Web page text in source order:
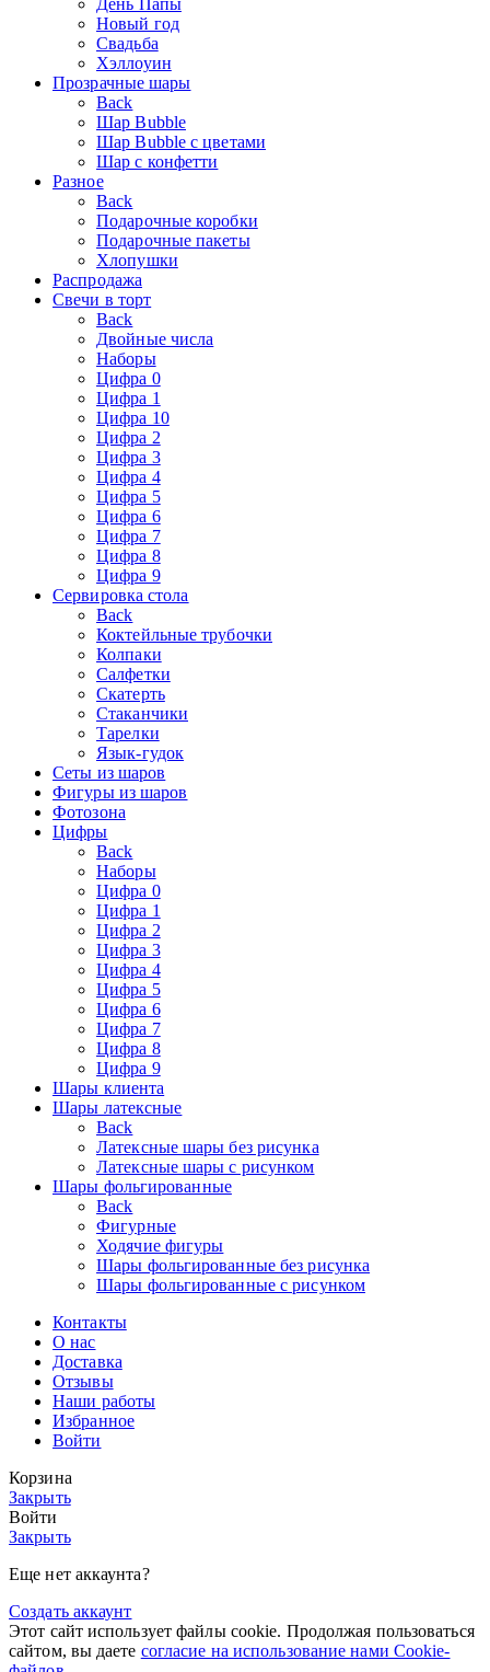
Новый год
Свадьба
Хэллоуин
Прозрачные шары
Back
Шар Bubble
Шар Bubble с цветами
Шар с конфетти
Разное
Back
Подарочные коробки
Подарочные пакеты
Хлопушки
Распродажа
Свечи в торт
Back
Двойные числа
Наборы
Цифра 0
Цифра 1
Цифра 10
Цифра 2
Цифра 3
Цифра 4
Цифра 5
Цифра 6
Цифра 7
Цифра 8
Цифра 9
Сервировка стола
Back
Коктейльные трубочки
Колпаки
Салфетки
Скатерть
Стаканчики
Тарелки
Язык-гудок
Сеты из шаров
Фигуры из шаров
Фотозона
Цифры
Back
Наборы
Цифра 0
Цифра 1
Цифра 2
Цифра 3
Цифра 4
Цифра 5
Цифра 6
Цифра 7
Цифра 8
Цифра 9
Шары клиента
Шары латексные
Back
Латексные шары без рисунка
Латексные шары с рисунком
Шары фольгированные
Back
Фигурные
Ходячие фигуры
Шары фольгированные без рисунка
Шары фольгированные с рисунком
Контакты
О нас
Доставка
Отзывы
Наши работы
Избранное
Войти
Корзина
Закрыть
Войти
Закрыть
Еще нет аккаунта?
Создать аккаунт
Этот сайт использует файлы cookie. Продолжая пользоваться
сайтом, вы даете согласие на использование нами Cookie-